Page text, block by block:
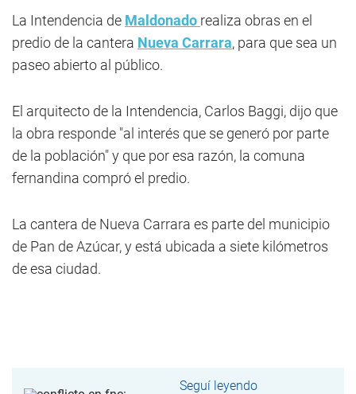
La Intendencia de Maldonado realiza obras en el
predio de la cantera Nueva Carrara, para que sea un
paseo abierto al público.
El arquitecto de la Intendencia, Carlos Baggi, dijo que
la obra responde "al interés que se generó por parte
de la población" y que por esa razón, la comuna
fernandina compró el predio.
La cantera de Nueva Carrara es parte del municipio
de Pan de Azúcar, y está ubicada a siete kilómetros
de esa ciudad.
Seguí leyendo